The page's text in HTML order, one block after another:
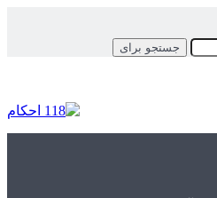
جستجو برای